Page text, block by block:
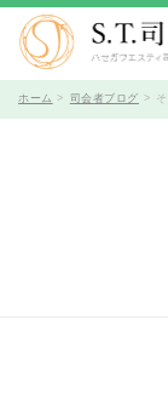
受付
ホーム 司会者ブログ